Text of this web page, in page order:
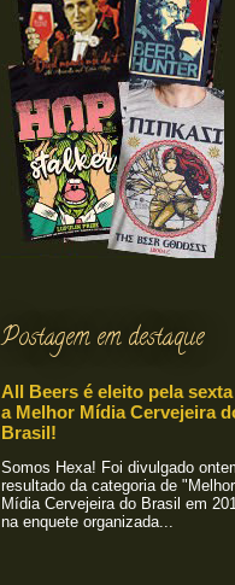
Postagem em destaque
All Beers é eleito pela sexta
a Melhor Mídia Cervejeira
Brasil!
Somos Hexa! Foi divulgado
resultado da categoria de "Melhor
Mídia Cervejeira do Brasil em
na enquete organizada...